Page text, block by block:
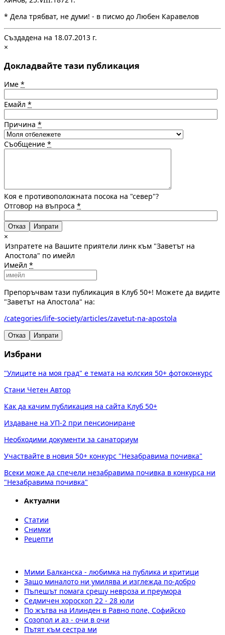
* Дела трябват, не думи! - в писмо до Любен Каравелов
Създадена на 18.07.2013 г.
×
Докладвайте тази публикация
Име *
Емайл *
Причина *
Съобщение *
Коя е противоположната посока на "север"?
Отговор на въпроса *
Отказ
×
Изпратете на Вашите приятели линк към "Заветът на
Апостола" по имейл
Имейл *
Препоръчвам тази публикация в Клуб 50+! Можете да видите
"Заветът на Апостола" на:
/categories/life-society/articles/zavetut-na-apostola
Отказ Изпрати
Избрани
"Улиците на моя град" е темата на юлския 50+ фотоконкурс
Стани Четен Автор
Как да качим публикация на сайта Клуб 50+
Издаване на УП-2 при пенсиониране
Необходими документи за санаториум
Участвайте в новия 50+ конкурс "Незабравима почивка"
Всеки може да спечели незабравима почивка в конкурса ни
"Незабравима почивка"
Актуални
Статии
Снимки
Рецепти
Мими Балканска - любимка на публика и критици
Защо миналото ни умилява и изглежда по-добро
Пъпешът помага срещу невроза и преумора
Седмичен хороскоп 22 - 28 юли
По жътва на Илинден в Равно поле, Софийско
Созопол и аз - очи в очи
Пътят към сестра ми